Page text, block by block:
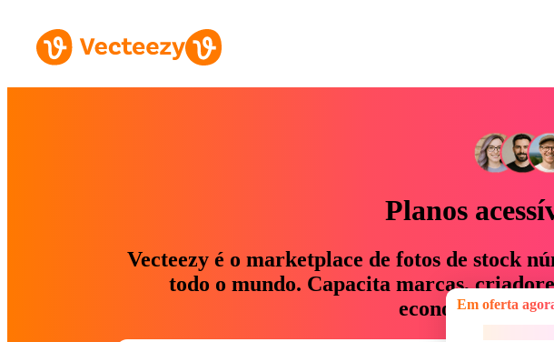
Planos
Vecteezy é o marketplace de fotos de stock
todo o mundo. Capacita marcas,
economizam
Em oferta agora!